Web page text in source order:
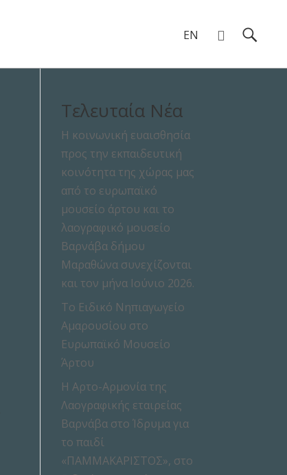
EN
Τελευταία Νέα
Η κοινωνική ευαισθησία
προς την εκπαιδευτική
κοινότητα της χώρας μας
από το ευρωπαϊκό
μουσείο άρτου και το
λαογραφικό μουσείο
Βαρνάβα δήμου
Μαραθώνα συνεχίζονται
και τον μήνα Ιούνιο 2026.
Το Ειδικό Νηπιαγωγείο
Αμαρουσίου στο
Ευρωπαϊκό Μουσείο
Άρτου
Η Αρτο-Αρμονία της
Λαογραφικής εταιρείας
Βαρνάβα στο Ίδρυμα για
το παιδί
«ΠΑΜΜΑΚΑΡΙΣΤΟΣ», στο